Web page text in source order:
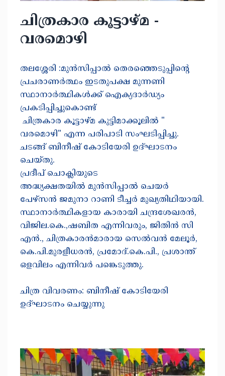
ചിത്രകാര കൂട്ടാഴ്മ -
വരമൊഴി
തലശ്ശേരി :മുൻസിപ്പാൽ തെരഞ്ഞെടുപ്പിന്റെ
പ്രചരാണർത്ഥം ഇടതുപക്ഷ മുന്നണി
സ്ഥാനാർത്ഥികൾക്ക് ഐക്യദാർഡ്യം
പ്രകടിപ്പിച്ചുകൊണ്ട്
ചിത്രകാര കൂട്ടാഴ്മ കുട്ടിമാക്കൂലിൽ "
വരമൊഴി" എന്ന പരിപാടി സംഘടിപ്പിച്ചു.
ചടങ്ങ് ബിനീഷ് കോടിയേരി ഉദ്ഘാടനം
ചെയ്തു.
പ്രദീപ് ചൊക്ലിയുടെ
അദ്ധ്യക്ഷതയിൽ മുൻസിപ്പാൽ ചെയർ
പേഴ്സൻ ജമുനാ റാണി ടീച്ചർ മുഖ്യതിഥിയായി.
സ്ഥാനാർത്ഥികളായ കാരായി ചന്ദ്രശേഖരൻ,
വിജില.കെ.,ഷബിത എന്നിവരും, ജിതിൻ സി
എൻ., ചിത്രകാരൻമാരായ സെൽവൻ മേലൂർ,
കെ.പി.മുരളീധരൻ, പ്രമോദ്.കെ.പി., പ്രശാന്ത്
ഒളവിലം എന്നിവർ പങ്കെടുത്തു.
ചിത്ര വിവരണം: ബിനീഷ് കോടിയേരി
ഉദ്ഘാടനം ചെയ്യുന്നു